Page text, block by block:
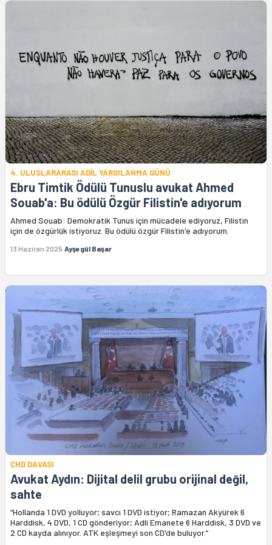
4. ULUSLARARASI ADİL YARGILANMA GÜNÜ
Ebru Timtik Ödülü Tunuslu avukat Ahmed
Souab'a: Bu ödülü Özgür Filistin'e adıyorum
Ahmed Souab: Demokratik Tunus için mücadele ediyoruz, Filistin
için de özgürlük istiyoruz. Bu ödülü özgür Filistin'e adıyorum.
13 Haziran 2025 Ayşegül Başar
ÇHD DAVASI
Avukat Aydın: Dijital delil grubu orijinal değil,
sahte
“Hollanda 1 DVD yolluyor; savcı 1 DVD istiyor; Ramazan Akyürek 6
Harddisk, 4 DVD, 1 CD gönderiyor; Adli Emanete 6 Harddisk, 3 DVD ve
2 CD kayda alınıyor. ATK eşleşmeyi son CD'de buluyor.”